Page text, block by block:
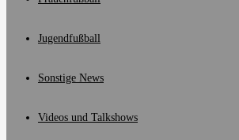
Jugendfußball
Sonstige News
Videos und Talkshows